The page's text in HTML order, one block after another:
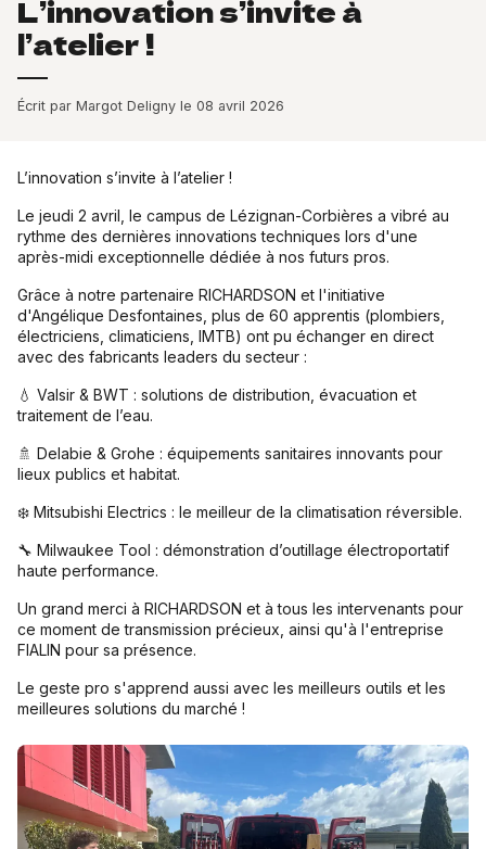
L’innovation s’invite à
l’atelier !
Écrit par Margot Deligny le 08 avril 2026
L’innovation s’invite à l’atelier !
Le jeudi 2 avril, le campus de Lézignan-Corbières a vibré au
rythme des dernières innovations techniques lors d'une
après-midi exceptionnelle dédiée à nos futurs pros.
Grâce à notre partenaire RICHARDSON et l'initiative
d'Angélique Desfontaines, plus de 60 apprentis (plombiers,
électriciens, climaticiens, IMTB) ont pu échanger en direct
avec des fabricants leaders du secteur :
💧 Valsir & BWT : solutions de distribution, évacuation et
traitement de l’eau.
🚿 Delabie & Grohe : équipements sanitaires innovants pour
lieux publics et habitat.
❄️ Mitsubishi Electrics : le meilleur de la climatisation réversible.
🔧 Milwaukee Tool : démonstration d’outillage électroportatif
haute performance.
Un grand merci à RICHARDSON et à tous les intervenants pour
ce moment de transmission précieux, ainsi qu'à l'entreprise
FIALIN pour sa présence.
Le geste pro s'apprend aussi avec les meilleurs outils et les
meilleures solutions du marché !